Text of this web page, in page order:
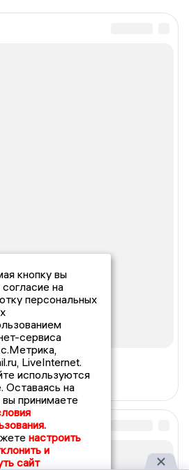
кнопку вы
на
персональных
сервиса
LiveInternet.
используются
Оставаясь на
вы принимаете
настроить
и
сайт